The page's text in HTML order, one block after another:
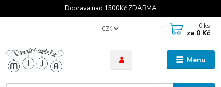
Doprava nad 1500Kč ZDARMA
Menu
CZK 0 ks
za 0 Kč